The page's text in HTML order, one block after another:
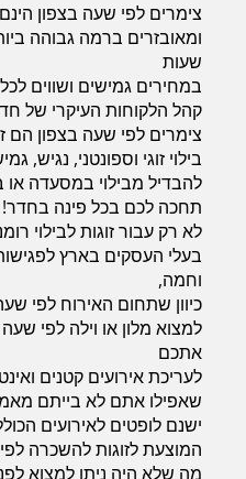
צימרים לפי שעה בצפון
ומאובזרים ברמה גבוהה
שעות
במחירים גמישים ושווים
קהל הלקוחות העיקרי של
צימרים לפי שעה בצפון
בילוי זוגי וספונטני, נגיש,
להבדיל מבילוי במסעדה או
תחכה לכם בכל פינה בחדר!
לא רק עבור זוגות לבילוי
בעלי העסקים בארץ
וחמה,
כיוון שתחום האירוח לפי
למצוא מלון או וילה לפי
אתכם
לעריכת אירועים קטנים
שאפילו אתם לא בייתם
המוצעת לזוגות להשכרה
מה שלא היה ניתן למצוא